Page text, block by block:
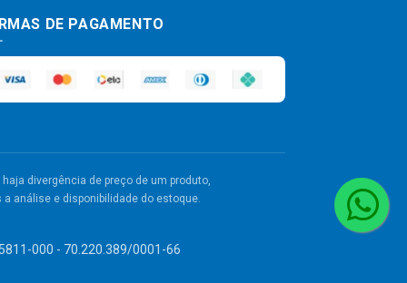
DE PAGAMENTO
divergência de preço de um produto,
análise e disponibilidade do estoque.
000 - 70.220.389/0001-66